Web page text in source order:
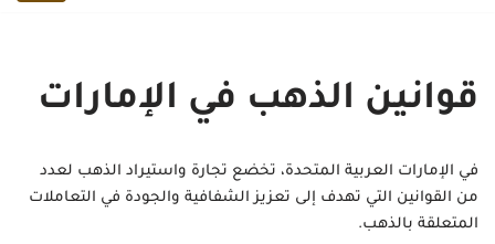
قوانين الذهب في الإمارات
في الإمارات العربية المتحدة، تخضع تجارة واستيراد الذهب لعدد
من القوانين التي تهدف إلى تعزيز الشفافية والجودة في التعاملات
المتعلقة بالذهب.